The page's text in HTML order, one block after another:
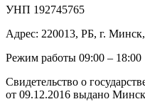
УНП 192745765
Адрес: 220013, РБ, г.
Режим работы 09:00 – 18:00
Свидетельство о
от 09.12.2016 выдано